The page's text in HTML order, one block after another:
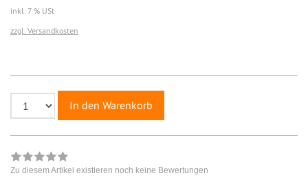
inkl. 7 % USt
zzgl. Versandkosten
In den Warenkorb
Zu diesem Artikel existieren noch keine Bewertungen